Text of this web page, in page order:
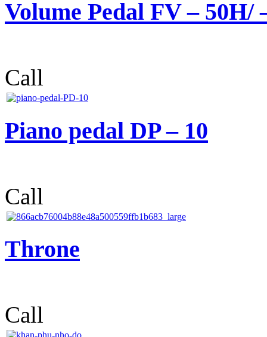
Volume Pedal FV – 50H/
Call
Piano pedal DP – 10
Call
Throne
Call